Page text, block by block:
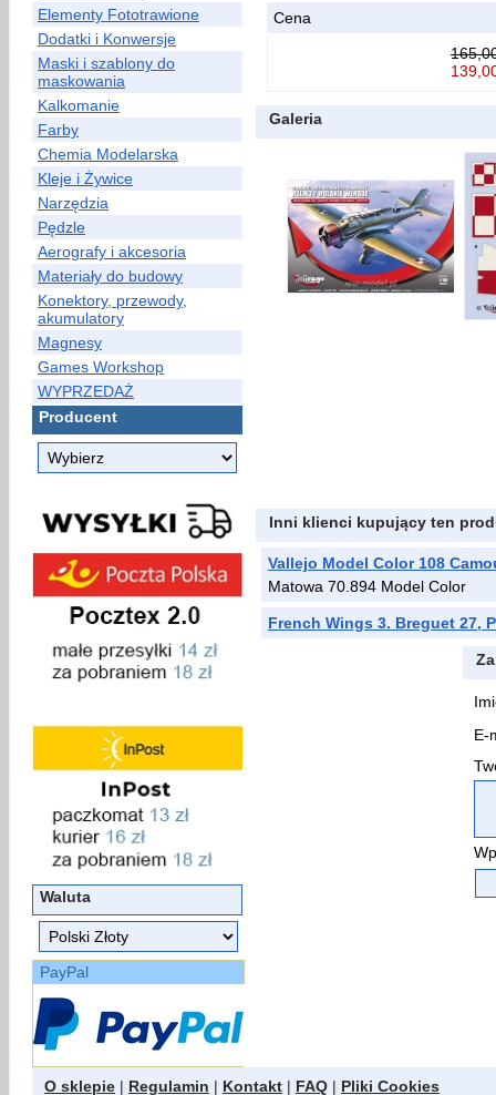
Elementy Fototrawione
Dodatki i Konwersje
Maski i szablony do
maskowania
Kalkomanie
Farby
Chemia Modelarska
Kleje i Żywice
Narzędzia
Pędzle
Aerografy i akcesoria
Materiały do budowy
Konektory, przewody,
akumulatory
Magnesy
Games Workshop
WYPRZEDAŻ
Producent
Waluta
PayPal
Cena
Galeria
Inni klienci kupujący ten
Vallejo Model Color 108
Matowa 70.894 Model Color
French Wings 3. Breguet 27,
E-
O sklepie | Regulamin | Kontakt | FAQ | Pliki Cookies